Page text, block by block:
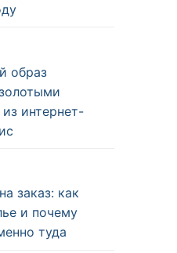
образ
интернет-
заказ: как
и почему
туда